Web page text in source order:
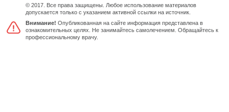
© 2017. Все права защищены. Любое использование материалов
допускается только с указанием активной ссылки на источник.
Внимание! Опубликованная на сайте информация представлена в
ознакомительных целях. Не занимайтесь самолечением. Обращайтесь к
профессиональному врачу.